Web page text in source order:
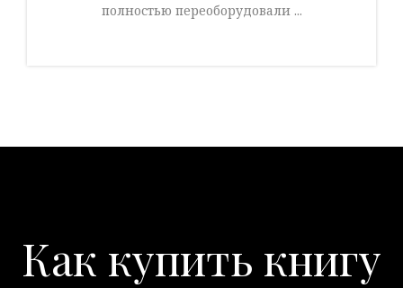
полностью переоборудовали ...
Как купить книгу